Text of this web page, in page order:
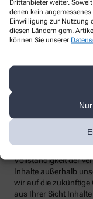
Drittanbieter weiter.
denen kein
Einwilligung zur Nutzung
diesen Ländern gem.
können Sie unserer
Website: https://
Weitere Hinweise
wir mittels Links auf
Vollständigkeit der
Inhalte außerhalb
wir auf die zukünftige
aus Ihrer Sicht